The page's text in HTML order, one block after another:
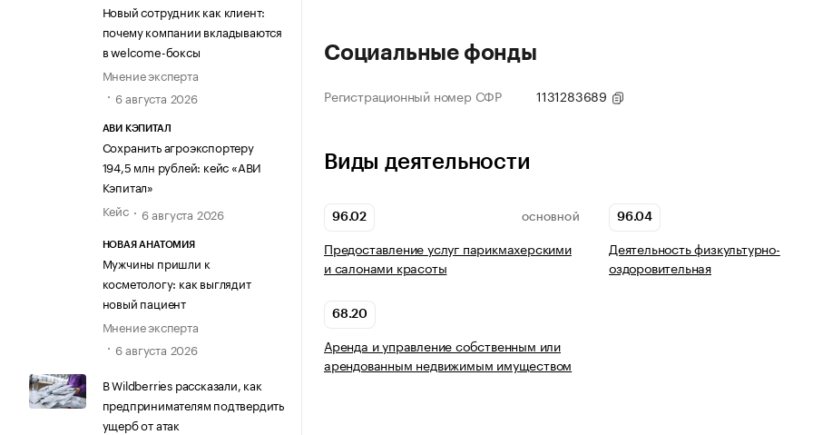
Новый сотрудник как клиент:
почему компании вкладываются
в welcome-боксы
Мнение эксперта
6 августа 2026
АВИ КЭПИТАЛ
Сохранить агроэкспортеру
194,5 млн рублей: кейс «АВИ
Кэпитал»
Кейс
6 августа 2026
НОВАЯ АНАТОМИЯ
Мужчины пришли к
косметологу: как выглядит
новый пациент
Мнение эксперта
6 августа 2026
В Wildberries рассказали, как
предпринимателям подтвердить
ущерб от атак
Социальные фонды
Регистрационный номер СФР 1131283689
Виды деятельности
96.02 ОСНОВНОЙ
Предоставление услуг парикмахерскими
и салонами красоты
96.04
Деятельность физкультурно-
оздоровительная
68.20
Аренда и управление собственным или
арендованным недвижимым имуществом